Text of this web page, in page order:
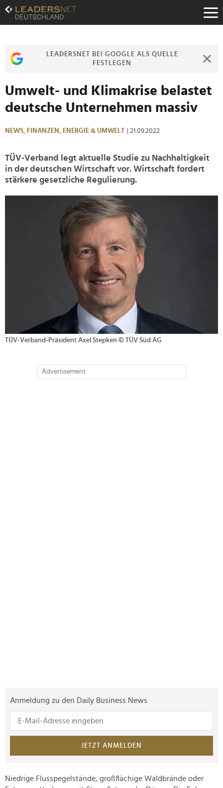
Zum
Inhalt
Zur
Zur
LEADERSNET BEI GOOGLE ALS QUELLE
FESTLEGEN
Umwelt- und Klimakrise belastet
deutsche Unternehmen massiv
NEWS, FINANZEN, ENERGIE & UMWELT | 21.09.2022
TÜV-Verband legt aktuelle Studie zu Nachhaltigkeit
in der deutschen Wirtschaft vor. Wirtschaft fordert
stärkere gesetzliche Regulierung.
TÜV-Verband-Präsident Axel Stepken © TÜV Süd AG
Advertisement
Anmeldung zu den Daily Business News
JETZT ANMELDEN
Niedrige Flusspegelstände, großflächige Waldbrände oder